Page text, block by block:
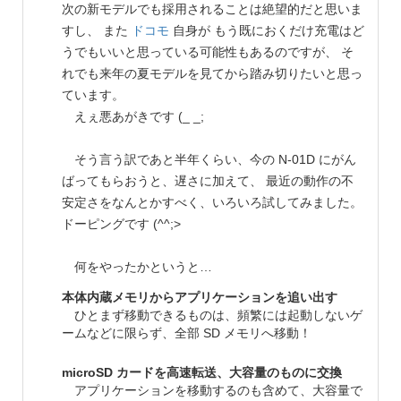
次の新モデルでも採用されることは絶望的だと思いま
すし、 また
ドコモ 自身が もう既におくだけ充電はど
うでもいいと思っている可能性もあるのですが、 そ
れでも来年の夏モデルを見てから踏み切りたいと思っ
ています。
えぇ悪あがきです (_ _;
そう言う訳であと半年くらい、今の N-01D にがん
ばってもらおうと、遅さに加えて、 最近の動作の不
安定さをなんとかすべく、いろいろ試してみました。
ドーピングです (^^;>
何をやったかというと…
本体内蔵メモリからアプリケーションを追い出す
ひとまず移動できるものは、頻繁には起動しないゲ
ームなどに限らず、全部 SD メモリへ移動！
microSD カードを高速転送、大容量のものに交換
アプリケーションを移動するのも含めて、大容量で